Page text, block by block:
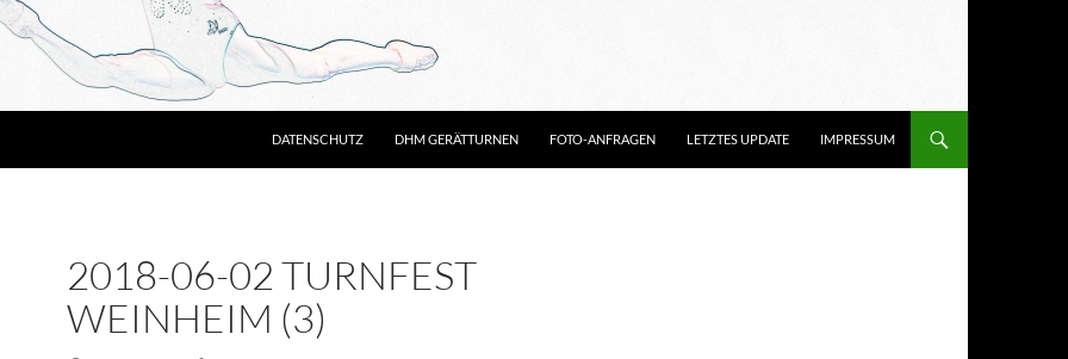
DATENSCHUTZ DHM GERÄTTURNEN FOTO-ANFRAGEN LETZTES UPDATE IMPRESSUM
2018-06-02 TURNFEST
WEINHEIM (3)